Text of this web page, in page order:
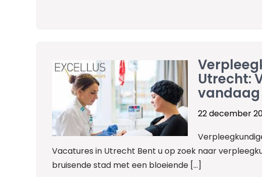
Utrecht:
vandaag
22 december
Vacatures in Utrecht Bent u op zoek naar
bruisende stad met een bloeiende […]